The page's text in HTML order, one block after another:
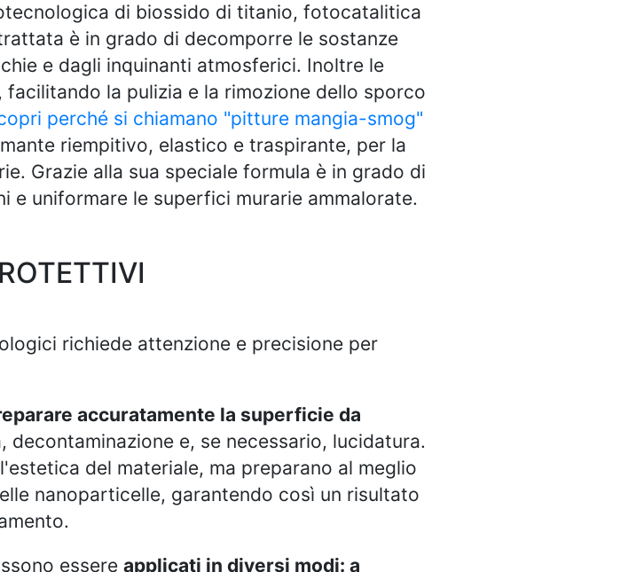
di biossido di titanio, fotocatalitica
è in grado di decomporre le sostanze
e dagli inquinanti atmosferici. Inoltre le
la pulizia e la rimozione dello sporco
perché si chiamano "pitture mangia-smog"
riempitivo, elastico e traspirante, per la
Grazie alla sua speciale formula è in grado di
e uniformare le superfici murarie ammalorate.
richiede attenzione e precisione per
accuratamente la superficie da
decontaminazione e, se necessario, lucidatura.
del materiale, ma preparano al meglio
nanoparticelle, garantendo così un risultato
essere applicati in diversi modi: a